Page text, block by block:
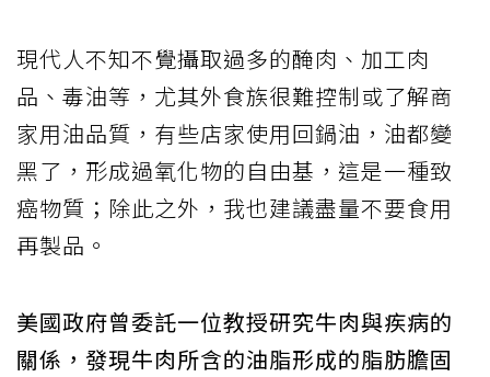
現代人不知不覺攝取過多的醃肉、加工肉
品、毒油等，尤其外食族很難控制或了解商
家用油品質，有些店家使用回鍋油，油都變
黑了，形成過氧化物的自由基，這是一種致
癌物質；除此之外，我也建議盡量不要食用
再製品。
美國政府曾委託一位教授研究牛肉與疾病的
關係，發現牛肉所含的油脂形成的脂肪膽固